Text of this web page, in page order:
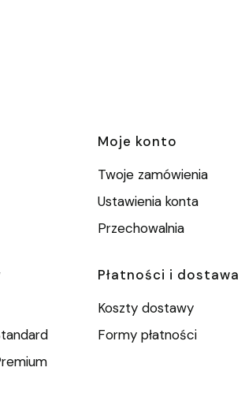
Moje konto
Twoje zamówienia
Ustawienia konta
Przechowalnia
Płatności i dostawa
Koszty dostawy
Formy płatności